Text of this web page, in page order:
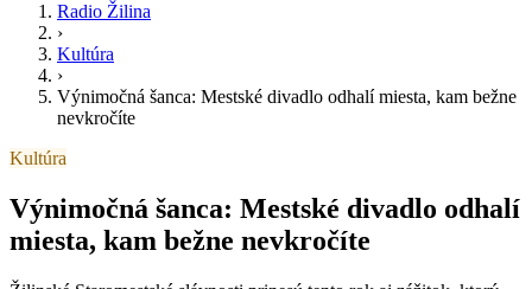
Radio Žilina
›
Kultúra
›
Výnimočná šanca: Mestské divadlo odhalí miesta, kam bežne
nevkročíte
Kultúra
Výnimočná šanca: Mestské divadlo odhalí
miesta, kam bežne nevkročíte